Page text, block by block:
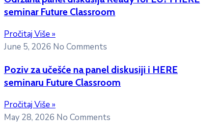
seminar Future Classroom
Pročitaj Više »
June 5, 2026 No Comments
Poziv za učešće na panel diskusiji i HERE
seminaru Future Classroom
Pročitaj Više »
May 28, 2026 No Comments